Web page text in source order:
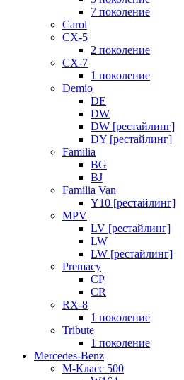
7 поколение
Carol
CX-5
2 поколение
CX-7
1 поколение
Demio
DE
DW
DW [рестайлинг]
DY [рестайлинг]
Familia
BG
BJ
Familia Van
Y10 [рестайлинг]
MPV
LV [рестайлинг]
LW
LW [рестайлинг]
Premacy
CP
CR
RX-8
1 поколение
Tribute
1 поколение
Mercedes-Benz
M-Класс 500